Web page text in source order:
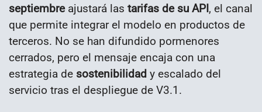
septiembreajustará las tarifas de su API, el canal
que permite integrar el modelo en productos de
terceros. No se han difundido pormenores
cerrados, pero el mensaje encaja con una
estrategia de sostenibilidad y escalado del
servicio tras el despliegue de V3.1.